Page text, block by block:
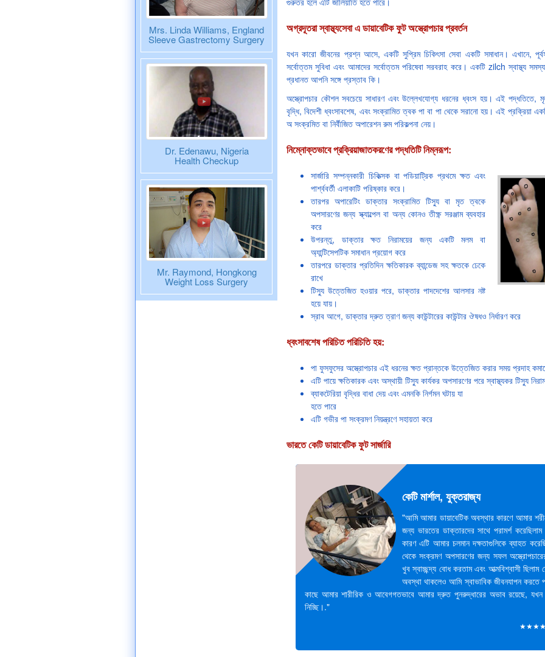
Mrs. Linda Williams, England
Sleeve Gastrectomy Surgery
Dr. Edenawu, Nigeria
Health Checkup
Mr. Raymond, Hongkong
Weight Loss Surgery
অগ্রদূতরা স্বাস্থ্যসেবা এ ডায়াবেটিক ফুট অস্ত্রোপচার প্রবর্তন
যখন কারো জীবনের প্রশ্ন আসে, একটি সুপ্রিম চিকিৎসা সেবা একটি সমাধান। এখানে,
সর্বোত্তম সুবিধা এবং আমাদের সর্বোত্তম পরিষেবা সরবরাহ করে। একটি zilch স্বাস্থ্য
প্রধানত আপনি সঙ্গে প্রস্তাব কি।
অস্ত্রোপচার কৌশল সবচেয়ে সাধারণ এবং উল্লেখযোগ্য ধরনের ধ্বংস হয়। এই পদ্ধতিতে, মৃত
বৃদ্ধি, বিদেশী ধ্বংসাবশেষ, এবং সংক্রামিত ত্বক পা বা পা থেকে সরানো হয়। এই প্রক্রিয়া
অ সংক্রমিত বা নির্বীজিত অপারেশন রুম পরিকল্পনা নেয়।
নিম্নোক্তভাবে প্রক্রিয়াজাতকরণের পদ্ধতিটি নিম্নরূপ:
সার্জারি সম্পন্নকারী চিকিত্সক বা পডিয়াট্রিক প্রথমে ক্ষত এবং
পার্শ্ববর্তী এলাকাটি পরিষ্কার করে।
তারপর অপারেটিং ডাক্তার সংক্রামিত টিস্যু বা মৃত ত্বকে
অপসারণের জন্য স্ক্যাল্পেল বা অন্য কোনও তীক্ষ্ণ সরঞ্জাম ব্যবহার
করে
উপরন্তু, ডাক্তার ক্ষত নিরাময়ের জন্য একটি মলম বা
অ্যান্টিসেপটিক সমাধান প্রয়োগ করে
তারপরে ডাক্তার প্রতিদিন ক্ষতিকারক ব্যান্ডেজ সহ ক্ষতকে ঢেকে
রাখে
টিস্যু উত্তেজিত হওয়ার পরে, ডাক্তার পাদদেশের আলসার নষ্ট
হয়ে যায়।
স্রাব আগে, ডাক্তার দ্রুত ত্রাণ জন্য কাউন্টারের কাউন্টার ঔষধও নির্ধারণ করে
ধ্বংসাবশেষ পরিচিত পরিচিতি হয়:
পা ফুসফুসের অস্ত্রোপচার এই ধরনের ক্ষত প্রান্তকে উত্তেজিত করার সময় প্রদাহ
এটি পায়ে ক্ষতিকারক এবং অস্থায়ী টিস্যু কার্যকর অপসারণের পরে স্বাস্থ্যকর টিস্যু
ব্যাকটেরিয়া বৃদ্ধির বাধা দেয় এবং এমনকি নির্গমন ঘটায় যা
হতে পারে
এটি গভীর পা সংক্রমণ নিয়ন্ত্রণে সহায়তা করে
ভারতে কেটি ডায়াবেটিক ফুট সার্জারি
কেটি মার্শাল, যুক্তরাজ্য
"আমি আমার ডায়াবেটিক অবস্থার কারণে আমার
জন্য ভারতের ডাক্তারদের সাথে পরামর্শ
কারণ এটি আমার চলমান দক্ষতাগুলিকে ব্যাহত
থেকে সংক্রমণ অপসারণের জন্য সফল
খুব স্বাচ্ছন্দ্য বোধ করতাম এবং আত্মবিশ্বাসী ছিলাম
অবস্থা থাকলেও আমি স্বাভাবিক জীবনযাপন করতে
কাছে আমার শারীরিক ও আবেগগতভাবে আমার দ্রুত পুনরুদ্ধারের অভাব রয়েছে,
নিচ্ছি।."